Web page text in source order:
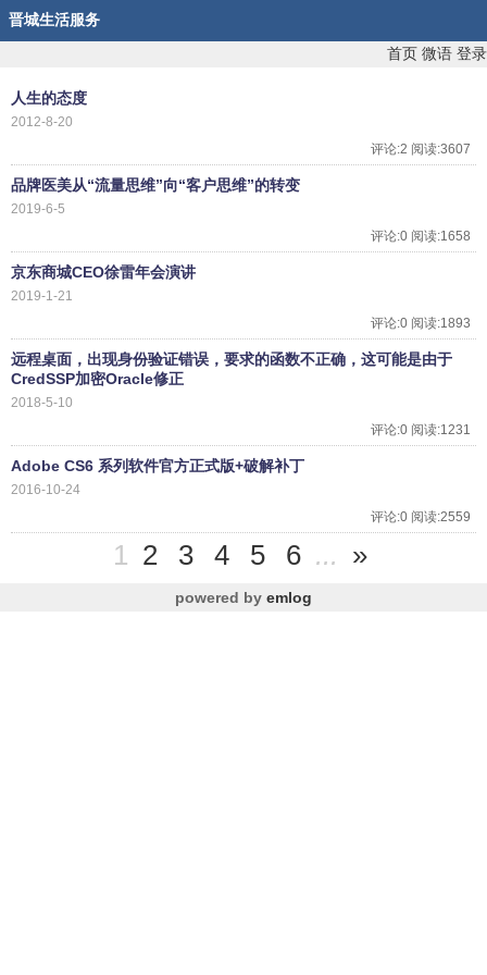
晋城生活服务
首页 微语 登录
人生的态度
2012-8-20
评论:2 阅读:3607
品牌医美从“流量思维”向“客户思维”的转变
2019-6-5
评论:0 阅读:1658
京东商城CEO徐雷年会演讲
2019-1-21
评论:0 阅读:1893
远程桌面，出现身份验证错误，要求的函数不正确，这可能是由于
CredSSP加密Oracle修正
2018-5-10
评论:0 阅读:1231
Adobe CS6 系列软件官方正式版+破解补丁
2016-10-24
评论:0 阅读:2559
1 2 3 4 5 6 ... »
powered by emlog